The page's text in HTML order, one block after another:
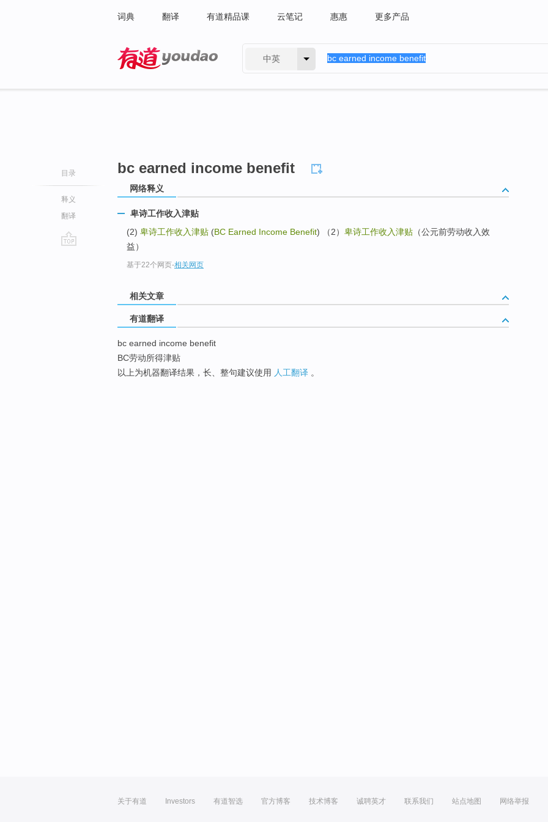
词典 翻译 有道精品课 云笔记 惠惠 更多产品
中英
目录
释义
翻译
bc earned income benefit
网络释义
卑诗工作收入津贴
(2) 卑诗工作收入津贴 (BC Earned Income Benefit) （2） 卑诗工作收入津贴 （公元前劳动收入效
益）
基于22个网页-相关网页
相关文章
有道翻译
bc earned income benefit
BC劳动所得津贴
以上为机器翻译结果，长、整句建议使用 人工翻译 。
关于有道 Investors 有道智选 官方博客 技术博客 诚聘英才 联系我们 站点地图 网络举报